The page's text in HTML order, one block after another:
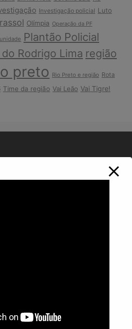
Investigação policial Luto
Olímpia Operação da PF
Plantão Policial
Rodrigo Lima região
preto Rio Preto e região Rota
Time da região Vai Leão Vai Tigre!
0565